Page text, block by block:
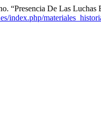
“Presencia De Las
index.php/